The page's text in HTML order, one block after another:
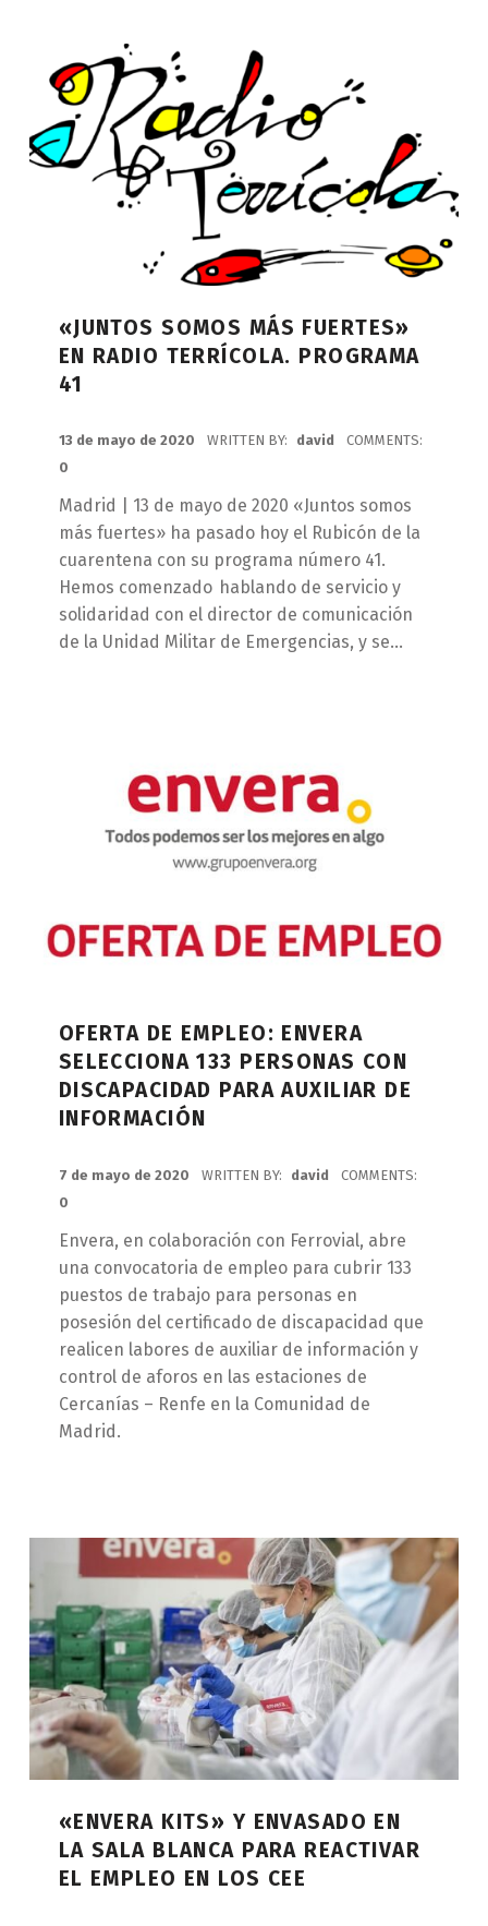
«JUNTOS SOMOS MÁS FUERTES»
EN RADIO TERRÍCOLA. PROGRAMA
41
13 de mayo de 2020 WRITTEN BY: david
COMMENTS:
0
Madrid | 13 de mayo de 2020 «Juntos somos
más fuertes» ha pasado hoy el Rubicón de la
cuarentena con su programa número 41.
Hemos comenzado hablando de servicio y
solidaridad con el director de comunicación
de la Unidad Militar de Emergencias, y se…
OFERTA DE EMPLEO: ENVERA
SELECCIONA 133 PERSONAS CON
DISCAPACIDAD PARA AUXILIAR DE
INFORMACIÓN
7 de mayo de 2020 WRITTEN BY: david
COMMENTS:
0
Envera, en colaboración con Ferrovial, abre
una convocatoria de empleo para cubrir 133
puestos de trabajo para personas en
posesión del certificado de discapacidad que
realicen labores de auxiliar de información y
control de aforos en las estaciones de
Cercanías – Renfe en la Comunidad de
Madrid.
«ENVERA KITS» Y ENVASADO EN
LA SALA BLANCA PARA REACTIVAR
EL EMPLEO EN LOS CEE